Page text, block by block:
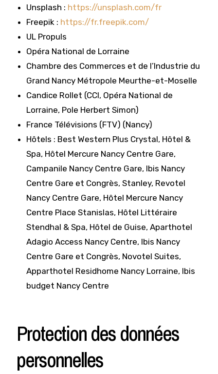
Unsplash : https://unsplash.com/fr
Freepik : https://fr.freepik.com/
UL Propuls
Opéra National de Lorraine
Chambre des Commerces et de l’Industrie du
Grand Nancy Métropole Meurthe-et-Moselle
Candice Rollet (CCI, Opéra National de
Lorraine, Pole Herbert Simon)
France Télévisions (FTV) (Nancy)
Hôtels : Best Western Plus Crystal, Hôtel &
Spa, Hôtel Mercure Nancy Centre Gare,
Campanile Nancy Centre Gare, Ibis Nancy
Centre Gare et Congrès, Stanley, Revotel
Nancy Centre Gare, Hôtel Mercure Nancy
Centre Place Stanislas, Hôtel Littéraire
Stendhal & Spa, Hôtel de Guise, Aparthotel
Adagio Access Nancy Centre, Ibis Nancy
Centre Gare et Congrès, Novotel Suites,
Apparthotel Residhome Nancy Lorraine, Ibis
budget Nancy Centre
Protection des données
personnelles